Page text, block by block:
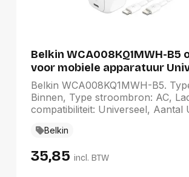
Belkin WCA008KQ1MWH-B5
voor mobiele apparatuur
Wit AC Snel opladen Binnen
Belkin WCA008KQ1MWH-B5.
Binnen, Type stroombron: AC,
compatibiliteit: Universeel, Aantal
m, Kleur van het product: Wit
Belkin
35,85 incl. BTW